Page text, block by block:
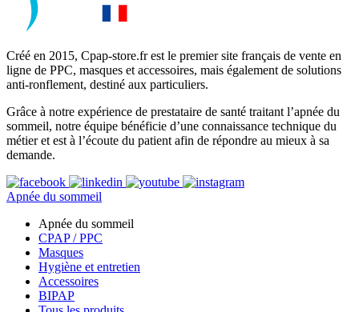
Créé en 2015, Cpap-store.fr est le premier site français de vente en
ligne de PPC, masques et accessoires, mais également de solutions
anti-ronflement, destiné aux particuliers.
Grâce à notre expérience de prestataire de santé traitant l’apnée du
sommeil, notre équipe bénéficie d’une connaissance technique du
métier et est à l’écoute du patient afin de répondre au mieux à sa
demande.
Apnée du sommeil
Apnée du sommeil
CPAP / PPC
Masques
Hygiène et entretien
Accessoires
BIPAP